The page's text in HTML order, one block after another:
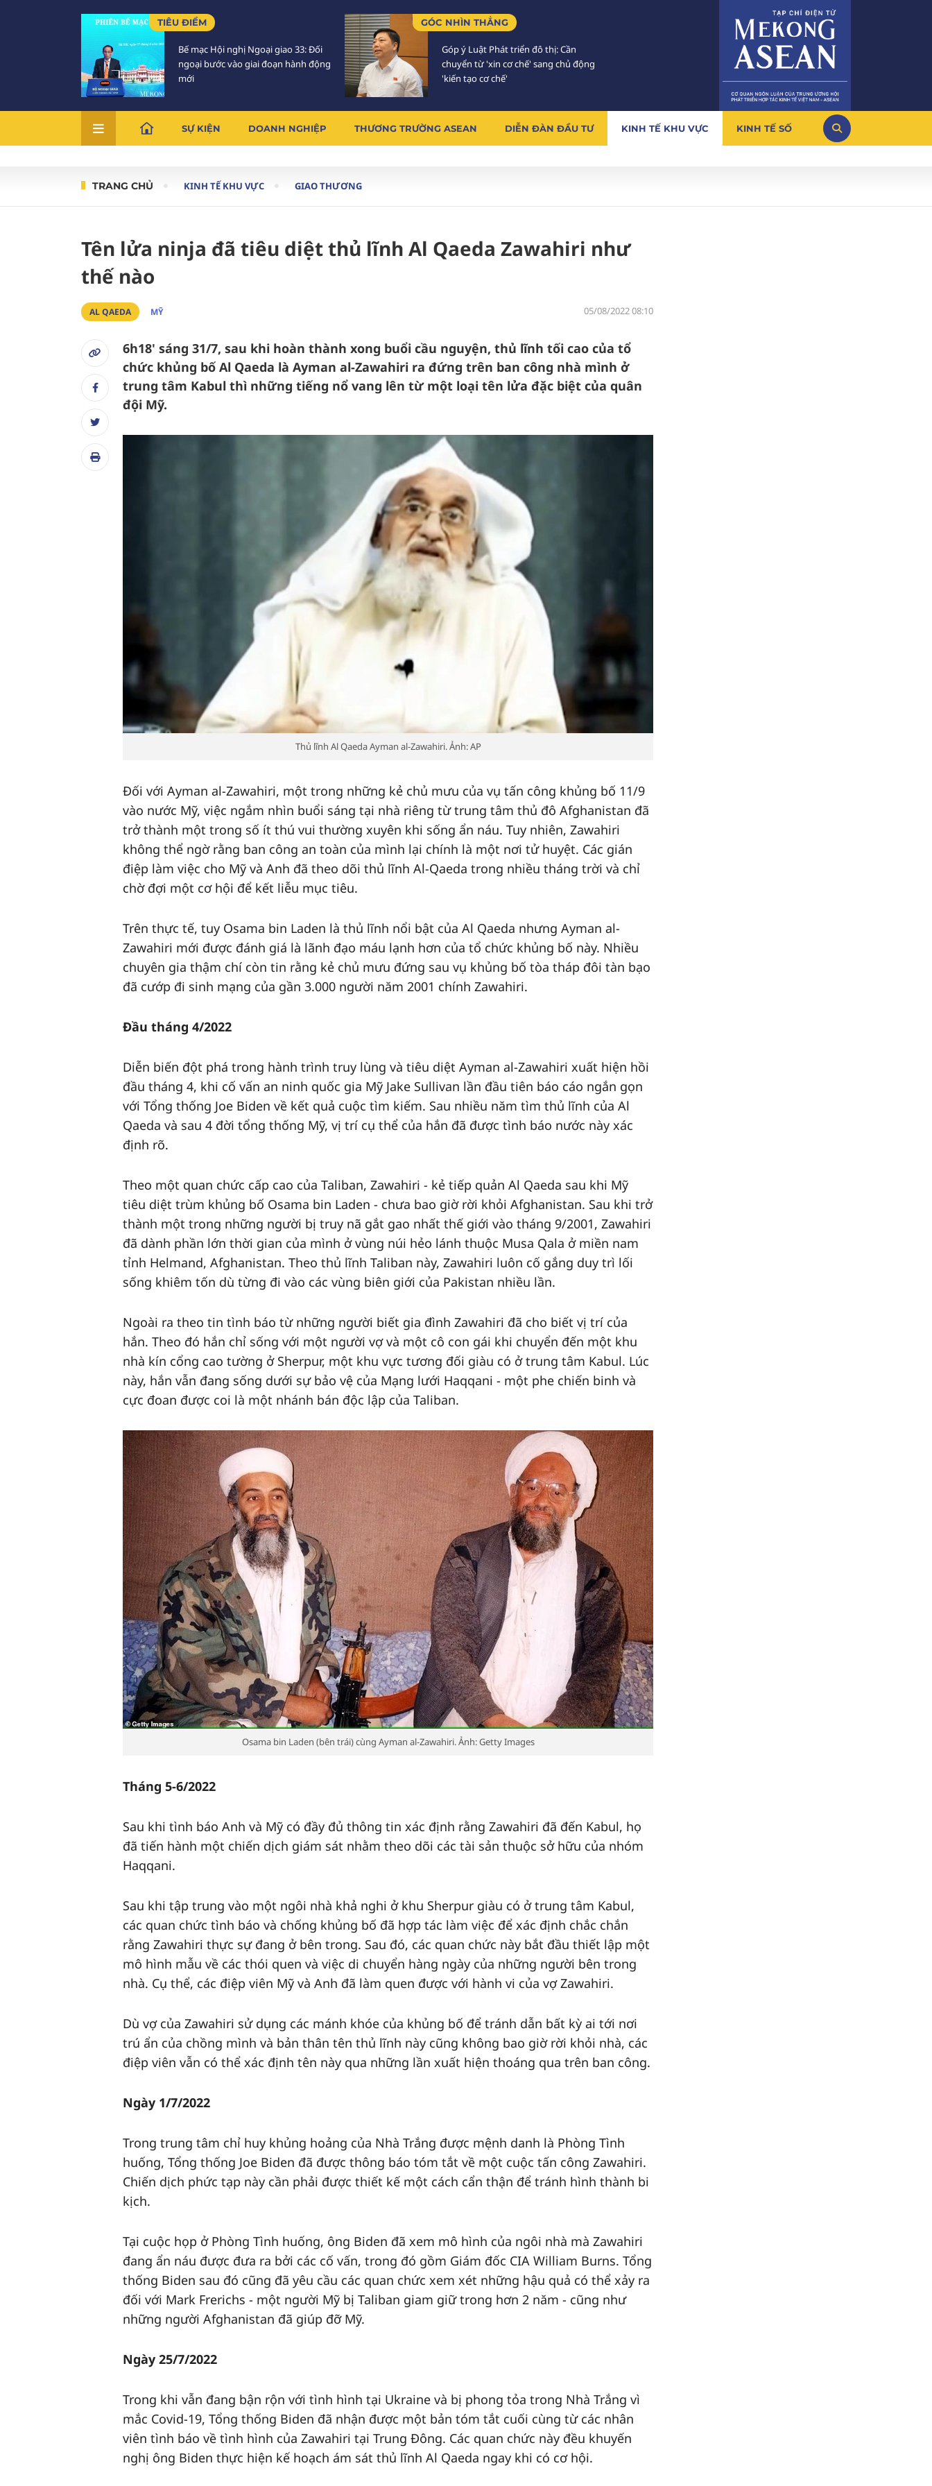
TIÊU ĐIỂM
Bế mạc Hội nghị Ngoại giao 33: Đối
ngoại bước vào giai đoạn hành động
mới
GÓC NHÌN THẲNG
Góp ý Luật Phát triển đô thị: Cần
chuyển từ 'xin cơ chế' sang chủ động
'kiến tạo cơ chế'
SỰ KIỆN DOANH NGHIỆP THƯƠNG TRƯỜNG ASEAN DIỄN ĐÀN ĐẦU TƯ KINH TẾ KHU VỰC KINH TẾ SỐ
TRANG CHỦ KINH TẾ KHU VỰC GIAO THƯƠNG
Tên lửa ninja đã tiêu diệt thủ lĩnh Al Qaeda Zawahiri như
thế nào
AL QAEDA MỸ 05/08/2022 08:10
6h18' sáng 31/7, sau khi hoàn thành xong buổi cầu nguyện, thủ lĩnh tối cao của tổ
chức khủng bố Al Qaeda là Ayman al-Zawahiri ra đứng trên ban công nhà mình ở
trung tâm Kabul thì những tiếng nổ vang lên từ một loại tên lửa đặc biệt của quân
đội Mỹ.
Thủ lĩnh Al Qaeda Ayman al-Zawahiri. Ảnh: AP
Đối với Ayman al-Zawahiri, một trong những kẻ chủ mưu của vụ tấn công khủng bố 11/9
vào nước Mỹ, việc ngắm nhìn buổi sáng tại nhà riêng từ trung tâm thủ đô Afghanistan đã
trở thành một trong số ít thú vui thường xuyên khi sống ẩn náu. Tuy nhiên, Zawahiri
không thể ngờ rằng ban công an toàn của mình lại chính là một nơi tử huyệt. Các gián
điệp làm việc cho Mỹ và Anh đã theo dõi thủ lĩnh Al-Qaeda trong nhiều tháng trời và chỉ
chờ đợi một cơ hội để kết liễu mục tiêu.
Trên thực tế, tuy Osama bin Laden là thủ lĩnh nổi bật của Al Qaeda nhưng Ayman al-
Zawahiri mới được đánh giá là lãnh đạo máu lạnh hơn của tổ chức khủng bố này. Nhiều
chuyên gia thậm chí còn tin rằng kẻ chủ mưu đứng sau vụ khủng bố tòa tháp đôi tàn bạo
đã cướp đi sinh mạng của gần 3.000 người năm 2001 chính Zawahiri.
Đầu tháng 4/2022
Diễn biến đột phá trong hành trình truy lùng và tiêu diệt Ayman al-Zawahiri xuất hiện hồi
đầu tháng 4, khi cố vấn an ninh quốc gia Mỹ Jake Sullivan lần đầu tiên báo cáo ngắn gọn
với Tổng thống Joe Biden về kết quả cuộc tìm kiếm. Sau nhiều năm tìm thủ lĩnh của Al
Qaeda và sau 4 đời tổng thống Mỹ, vị trí cụ thể của hắn đã được tình báo nước này xác
định rõ.
Theo một quan chức cấp cao của Taliban, Zawahiri - kẻ tiếp quản Al Qaeda sau khi Mỹ
tiêu diệt trùm khủng bố Osama bin Laden - chưa bao giờ rời khỏi Afghanistan. Sau khi trở
thành một trong những người bị truy nã gắt gao nhất thế giới vào tháng 9/2001, Zawahiri
đã dành phần lớn thời gian của mình ở vùng núi hẻo lánh thuộc Musa Qala ở miền nam
tỉnh Helmand, Afghanistan. Theo thủ lĩnh Taliban này, Zawahiri luôn cố gắng duy trì lối
sống khiêm tốn dù từng đi vào các vùng biên giới của Pakistan nhiều lần.
Ngoài ra theo tin tình báo từ những người biết gia đình Zawahiri đã cho biết vị trí của
hắn. Theo đó hắn chỉ sống với một người vợ và một cô con gái khi chuyển đến một khu
nhà kín cổng cao tường ở Sherpur, một khu vực tương đối giàu có ở trung tâm Kabul. Lúc
này, hắn vẫn đang sống dưới sự bảo vệ của Mạng lưới Haqqani - một phe chiến binh và
cực đoan được coi là một nhánh bán độc lập của Taliban.
Osama bin Laden (bên trái) cùng Ayman al-Zawahiri. Ảnh: Getty Images
Tháng 5-6/2022
Sau khi tình báo Anh và Mỹ có đầy đủ thông tin xác định rằng Zawahiri đã đến Kabul, họ
đã tiến hành một chiến dịch giám sát nhằm theo dõi các tài sản thuộc sở hữu của nhóm
Haqqani.
Sau khi tập trung vào một ngôi nhà khả nghi ở khu Sherpur giàu có ở trung tâm Kabul,
các quan chức tình báo và chống khủng bố đã hợp tác làm việc để xác định chắc chắn
rằng Zawahiri thực sự đang ở bên trong. Sau đó, các quan chức này bắt đầu thiết lập một
mô hình mẫu về các thói quen và việc di chuyển hàng ngày của những người bên trong
nhà. Cụ thể, các điệp viên Mỹ và Anh đã làm quen được với hành vi của vợ Zawahiri.
Dù vợ của Zawahiri sử dụng các mánh khóe của khủng bố để tránh dẫn bất kỳ ai tới nơi
trú ẩn của chồng mình và bản thân tên thủ lĩnh này cũng không bao giờ rời khỏi nhà, các
điệp viên vẫn có thể xác định tên này qua những lần xuất hiện thoáng qua trên ban công.
Ngày 1/7/2022
Trong trung tâm chỉ huy khủng hoảng của Nhà Trắng được mệnh danh là Phòng Tình
huống, Tổng thống Joe Biden đã được thông báo tóm tắt về một cuộc tấn công Zawahiri.
Chiến dịch phức tạp này cần phải được thiết kế một cách cẩn thận để tránh hình thành bi
kịch.
Tại cuộc họp ở Phòng Tình huống, ông Biden đã xem mô hình của ngôi nhà mà Zawahiri
đang ẩn náu được đưa ra bởi các cố vấn, trong đó gồm Giám đốc CIA William Burns. Tổng
thống Biden sau đó cũng đã yêu cầu các quan chức xem xét những hậu quả có thể xảy ra
đối với Mark Frerichs - một người Mỹ bị Taliban giam giữ trong hơn 2 năm - cũng như
những người Afghanistan đã giúp đỡ Mỹ.
Ngày 25/7/2022
Trong khi vẫn đang bận rộn với tình hình tại Ukraine và bị phong tỏa trong Nhà Trắng vì
mắc Covid-19, Tổng thống Biden đã nhận được một bản tóm tắt cuối cùng từ các nhân
viên tình báo về tình hình của Zawahiri tại Trung Đông. Các quan chức này đều khuyến
nghị ông Biden thực hiện kế hoạch ám sát thủ lĩnh Al Qaeda ngay khi có cơ hội.